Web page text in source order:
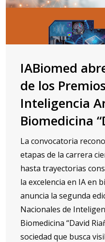
IABiomed
de los
Inteligencia
Biomedicina
La convocatoria
etapas de la carrera
hasta trayectorias
la excelencia en IA en
anuncia la segunda
Nacionales de
Biomedicina “David
sociedad que busca